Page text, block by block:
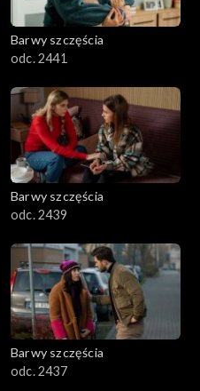
Barwy szczęścia
odc. 2441
Barwy szczęścia
odc. 2439
Barwy szczęścia
odc. 2437